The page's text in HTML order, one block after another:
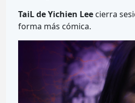
TaiL de Yichien Lee cierra
forma más cómica.